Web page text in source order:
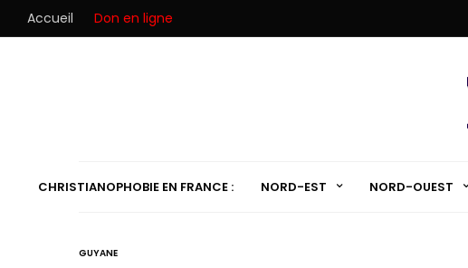
Accueil Don en ligne
CHRISTIANOPHOBIE EN FRANCE : NORD-EST NORD-OUEST
GUYANE